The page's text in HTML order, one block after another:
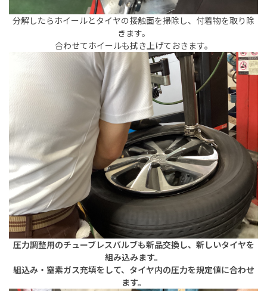
分解したらホイールとタイヤの接触面を掃除し、付着物を取り除
きます。
合わせてホイールも拭き上げておきます。
圧力調整用のチューブレスバルブも新品交換し、新しいタイヤを
組み込みます。
組込み・窒素ガス充填をして、タイヤ内の圧力を規定値に合わせ
ます。